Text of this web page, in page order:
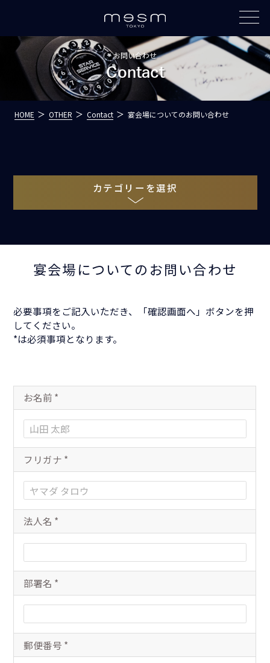
お問い合わせ
Contact
HOME OTHER Contact 宴会場についてのお問い合わせ
カテゴリーを選択
宴会場についてのお問い合わせ
必要事項をご記入いただき、「確認画面へ」ボタンを押
してください。
*は必須事項となります。
お名前 *
フリガナ *
法人名 *
部署名 *
郵便番号 *